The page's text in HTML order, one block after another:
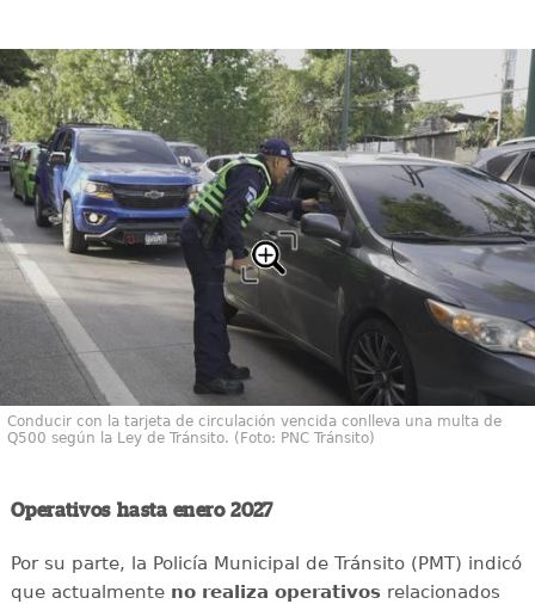
Conducir con la tarjeta de circulación vencida conlleva una multa de
Q500 según la Ley de Tránsito. (Foto: PNC Tránsito)
Operativos hasta enero 2027
Por su parte, la Policía Municipal de Tránsito (PMT) indicó
que actualmente no realiza operativosrelacionados